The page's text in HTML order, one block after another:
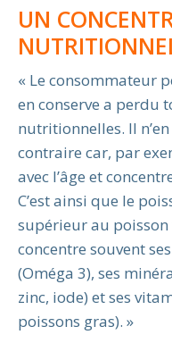
UN
« Le consommateur
en conserve a perdu
nutritionnelles. Il
contraire car, par
avec l’âge et
C’est ainsi que le
supérieur au
concentre souvent
(Oméga 3), ses
zinc, iode) et ses
poissons gras). »